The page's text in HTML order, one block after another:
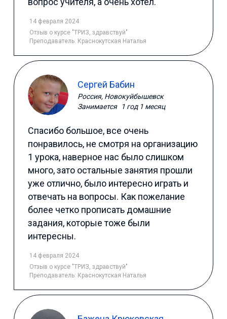
14 февраля 2024
Отзыв о курсе "ТРИЗ, здравствуй"
Преподаватель: Краснокутская Наталья
Сергей Бабин
Россия, Новокуйбышевск
Занимается
1 год 1 месяц
Спасибо большое, все очень
понравилось, не смотря на организацию
1 урока, наверное нас было слишком
много, зато остальные занятия прошли
уже отлично, было интересно играть и
отвечать на вопросы. Как пожелание
более четко прописать домашние
задания, которые тоже были
интересны.
14 февраля 2024
Отзыв о курсе "ТРИЗ, здравствуй"
Преподаватель: Краснокутская Наталья